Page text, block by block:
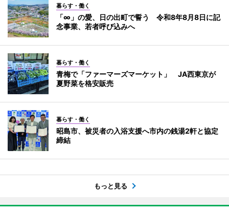
暮らす・働く
「∞」の愛、日の出町で誓う 令和8年8月8日に記
念事業、若者呼び込みへ
暮らす・働く
青梅で「ファーマーズマーケット」 JA西東京が
夏野菜を格安販売
暮らす・働く
昭島市、被災者の入浴支援へ市内の銭湯2軒と協定
締結
もっと見る